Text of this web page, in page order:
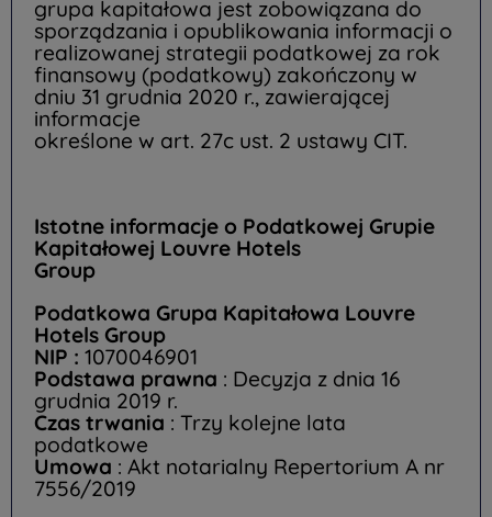
grupa kapitałowa jest zobowiązana do
sporządzania i opublikowania informacji o
realizowanej strategii podatkowej za rok
finansowy (podatkowy) zakończony w
dniu 31 grudnia 2020 r., zawierającej
informacje
określone w art. 27c ust. 2 ustawy CIT.
Istotne informacje o Podatkowej Grupie
Kapitałowej Louvre Hotels
Group
Podatkowa Grupa Kapitałowa Louvre
Hotels Group
NIP : 1070046901
Podstawa prawna : Decyzja z dnia 16
grudnia 2019 r.
Czas trwania : Trzy kolejne lata
podatkowe
Umowa : Akt notarialny Repertorium A nr
7556/2019